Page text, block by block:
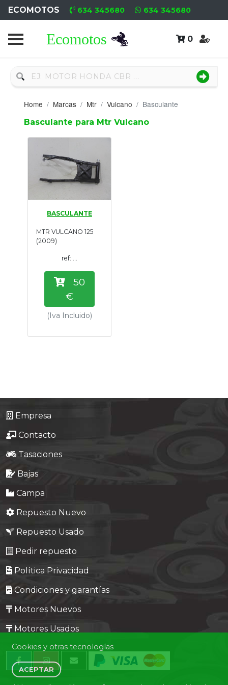
ECOMOTOS 634 345680 634 345680
0
Home
Nuevo
Neumáticos
Campa
Motores
Nuevos
Motores
Usados
Tasaciones
Formulario
Empresa
Contacto
Home Marcas Mtr Vulcano Basculante
Basculante para Mtr Vulcano
BASCULANTE
MTR VULCANO 125
(2009)
ref: ...
50
€
(Iva Incluido)
Empresa
Contacto
Tasaciones
Bajas
Campa
Repuesto Nuevo
Repuesto Usado
Pedir repuesto
Política Privacidad
Condiciones y garantías
Motores Nuevos
Motores Usados
Cookies y otras tecnologías
ACEPTAR